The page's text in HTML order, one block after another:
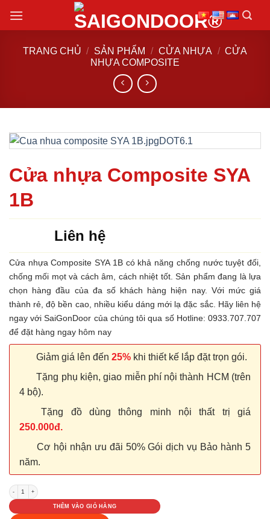
đến
TRANG CHỦ / SẢN PHẨM / CỬA NHỰA / CỬA
NHỰA COMPOSITE
Cửa nhựa Composite SYA
1B
Liên hệ
Cửa nhựa Composite SYA 1B có khả năng chống nước tuyệt đối,
chống mối mọt và cách âm, cách nhiệt tốt. Sản phẩm đang là lựa
chọn hàng đầu của đa số khách hàng hiện nay. Với mức giá
thành rẻ, độ bền cao, nhiều kiểu dáng mới lạ đặc sắc. Hãy liên hệ
ngay với SaiGonDoor của chúng tôi qua số Hotline: 0933.707.707
để đặt hàng ngay hôm nay
Giảm giá lên đến 25% khi thiết kế lắp đặt trọn gói.
Tặng phụ kiện, giao miễn phí nội thành HCM (trên
4 bộ).
Tặng đồ dùng thông minh nội thất trị giá
250.000đ.
Cơ hội nhận ưu đãi 50% Gói dịch vụ Bảo hành 5
năm.
Cửa nhựa Composite SYA 1B số lượng
THÊM VÀO GIỎ HÀNG